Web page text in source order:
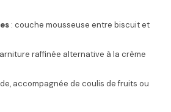
: couche mousseuse entre biscuit et
raffinée alternative à la crème
accompagnée de coulis de fruits ou